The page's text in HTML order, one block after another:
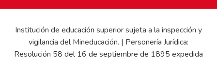
Institución de educación superior sujeta a la inspección y
vigilancia del Mineducación. | Personería Jurídica:
Resolución 58 del 16 de septiembre de 1895 expedida